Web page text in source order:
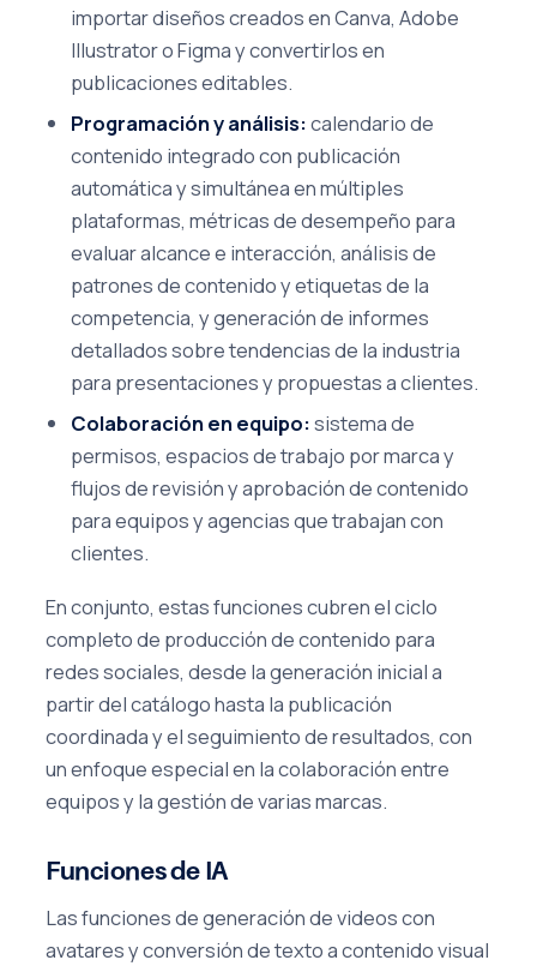
importar diseños creados en Canva, Adobe
Illustrator o Figma y convertirlos en
publicaciones editables.
Programación y análisis:calendario de
contenido integrado con publicación
automática y simultánea en múltiples
plataformas, métricas de desempeño para
evaluar alcance e interacción, análisis de
patrones de contenido y etiquetas de la
competencia, y generación de informes
detallados sobre tendencias de la industria
para presentaciones y propuestas a clientes.
Colaboración en equipo:sistema de
permisos, espacios de trabajo por marca y
flujos de revisión y aprobación de contenido
para equipos y agencias que trabajan con
clientes.
En conjunto, estas funciones cubren el ciclo
completo de producción de contenido para
redes sociales, desde la generación inicial a
partir del catálogo hasta la publicación
coordinada y el seguimiento de resultados, con
un enfoque especial en la colaboración entre
equipos y la gestión de varias marcas.
Funciones de IA
Las funciones de generación de videos con
avatares y conversión de texto a contenido visual